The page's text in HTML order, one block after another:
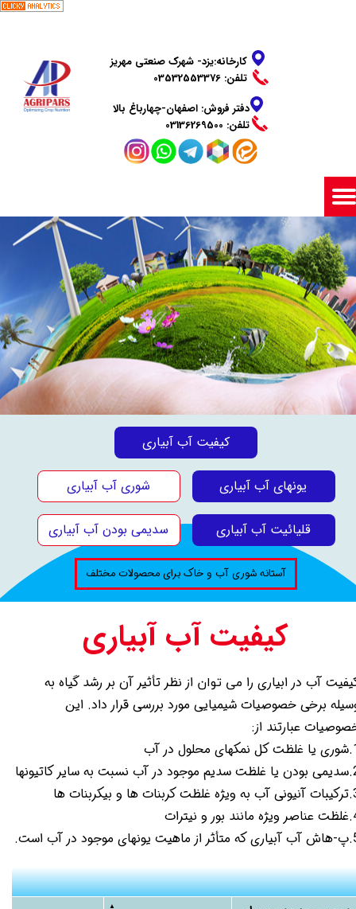
دفتر فروش: اصفهان-چهارباغ بالا
​​​​​​​تلفن: 03136269500
​​​​​​​کارخانه:یزد- شهرک صنعتی مهریز
تلفن: 03532553376
کیفیت آب آبیاری
شوری آب آبیاری
قلیائیت آب آبیاری سدیمی بودن آب آبیاری
یونهای آب آبیاری
آستانه شوری آب و خاک برای محصولات مختلف
آب در ابیاری را می توان​​​​​​​ از نظر تأثیر آن بر رشد گیاه به
برخی خصوصیات شیمیایی مورد بررسی قرار داد. این
عبارتند از:
در آب
سایر کاتیونها
و بیکربنات ها
و نیترات
در آب است.​​​​​​​
کیفیت آب آبیاری